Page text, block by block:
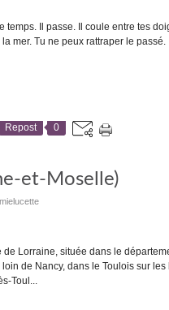
temps. Il passe. Il coule entre tes
mer. Tu ne peux rattraper le
Repost 0
et-Moselle)
Lorraine, située dans le
de Nancy, dans le Toulois sur
Toul...